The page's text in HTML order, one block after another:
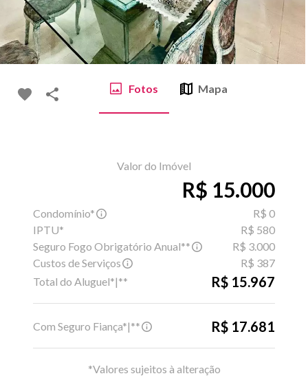
Fotos Mapa
Valor do Imóvel
R$ 15.000
Condomínio*
R$ 0
IPTU*
R$ 580
Seguro Fogo Obrigatório Anual**
R$ 3.000
Custos de Serviços
R$ 387
Total do Aluguel*|**
R$ 15.967
Com Seguro Fiança*|** R$ 17.681
*Valores sujeitos à alteração